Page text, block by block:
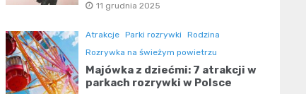
11 grudnia 2025
Atrakcje Parki rozrywki
Rodzina
Rozrywka na świeżym powietrzu
Majówka z dziećmi: 7 atrakcji w
parkach rozrywki w Polsce